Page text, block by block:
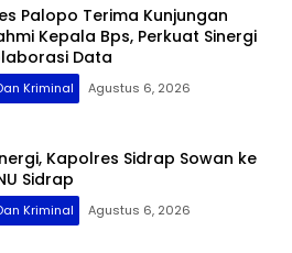
Palopo Terima Kunjungan
Kepala Bps, Perkuat Sinergi
Data
Kriminal Agustus 6, 2026
Kapolres Sidrap Sowan ke
Sidrap
Kriminal Agustus 6, 2026